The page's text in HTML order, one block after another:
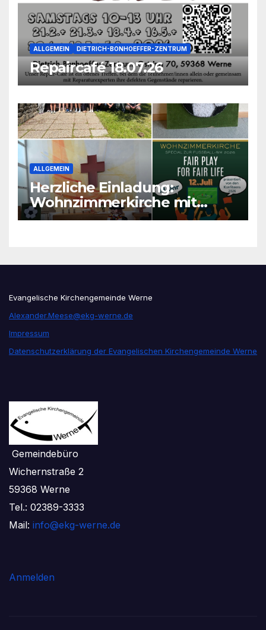
ALLGEMEIN DIETRICH-BONHOEFFER-ZENTRUM
Repaircafé 18.07.26
ALLGEMEIN
Herzliche Einladung:
Wohnzimmerkirche mit
unseren Konfis
Evangelische Kirchengemeinde Werne
Alexander.Meese@ekg-werne.de
Impressum
Datenschutzerklärung der Evangelischen Kirchengemeinde Werne
Gemeindebüro
Wichernstraße 2
59368 Werne
Tel.: 02389-3333
Mail: info@ekg-werne.de
Anmelden